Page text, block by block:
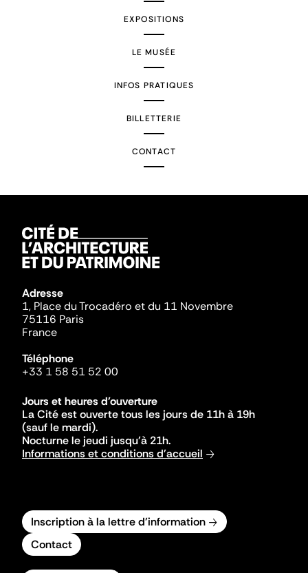
EXPOSITIONS
LE MUSÉE
INFOS PRATIQUES
BILLETTERIE
CONTACT
Adresse
1, Place du Trocadéro et du 11 Novembre
75116 Paris
France
Téléphone
+33 1 58 51 52 00
Jours et heures d'ouverture
La Cité est ouverte tous les jours de 11h à 19h
(sauf le mardi).
Nocturne le jeudi jusqu'à 21h.
Informations et conditions d'accueil
Inscription à la lettre d'information
Contact